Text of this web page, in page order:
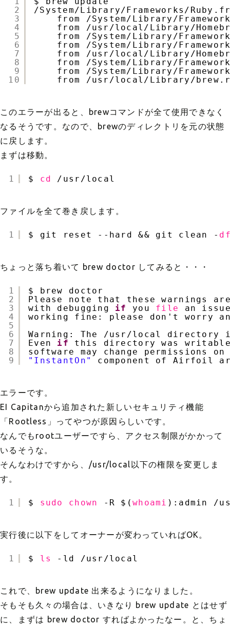
2
3
4
5
6
7
8
9
10
/System/Library/Frameworks/Ruby
from /System/Library/
from /usr/local/Library/
from /System/Library/
from /System/Library/
from /usr/local/Library/
from /System/Library/
from /System/Library/
from /usr/local/Library/brew
このエラーが出ると、brewコマンドが全て使用できなく
なるそうです。なので、brewのディレクトリを元の状態
に戻します。
まずは移動。
1 $ cd /usr/local
ファイルを全て巻き戻します。
1 $ git reset --hard && git clean -
ちょっと落ち着いて brew doctor してみると・・・
1
2
3
4
5
6
7
8
9
$ brew doctor
Please note that these warnings
with debugging if you file
an
working fine: please don't worry
Warning: The /usr/local
directory
Even if
this directory was writable
software may change permissions
"InstantOn"
component of Airfoil
エラーです。
EI Capitanから追加された新しいセキュリティ機能
「Rootless」ってやつが原因らしいです。
なんでもrootユーザーですら、アクセス制限がかかって
いるそうな。
そんなわけですから、/usr/local以下の権限を変更しま
す。
1 $ sudo chown -R $(whoami ):admin /
実行後に以下をしてオーナーが変わっていればOK。
1 $ ls -ld /usr/local
これで、brew update 出来るようになりました。
そもそも久々の場合は、いきなり brew update とはせず
に、まずは brew doctor すればよかったなー。と、ちょ